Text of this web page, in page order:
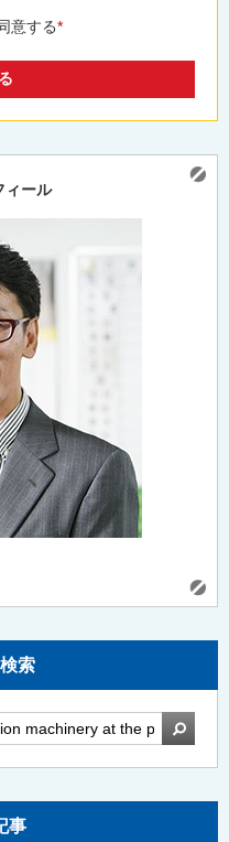
意する*
ィール
索
検索
事